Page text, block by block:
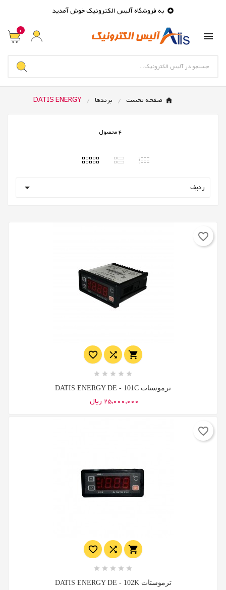
 به فروشگاه آلیس الکترونیک خوش آمدید

0
صفحه نخست برندها DATIS ENERGY
4 محصول
ردیف 



    
ترموستات DATIS ENERGY DE - 101C
25,000,000 ریال
favorite_border



    
ترموستات DATIS ENERGY DE - 102K
favorite_border